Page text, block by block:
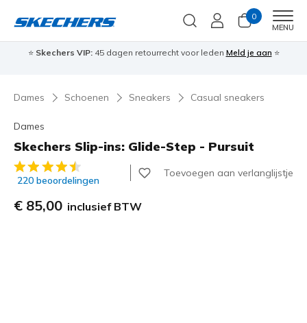
0
MENU
⭐ Skechers VIP:45 dagen retourrecht voor leden Meld je aan ⭐
Dames Schoenen Sneakers Casual sneakers
Dames
Skechers Slip-ins: Glide-Step - Pursuit
5 van de 5 klantbeoordelingen
220 beoordelingen
Toevoegen aan verlanglijstje
€ 85,00 inclusief BTW